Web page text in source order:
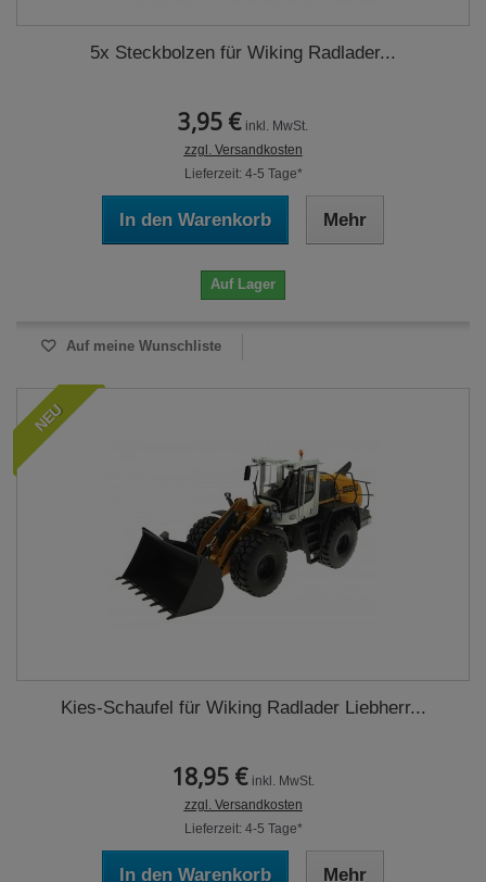
5x Steckbolzen für Wiking Radlader...
3,95 € inkl. MwSt.
zzgl. Versandkosten
Lieferzeit: 4-5 Tage*
In den Warenkorb Mehr
Auf Lager
Auf meine Wunschliste
NEU
Kies-Schaufel für Wiking Radlader Liebherr...
18,95 € inkl. MwSt.
zzgl. Versandkosten
Lieferzeit: 4-5 Tage*
In den Warenkorb Mehr